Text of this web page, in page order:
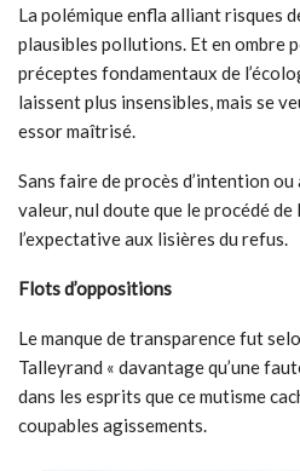
La polémique enfla alliant risques
plausibles pollutions. Et en ombre
préceptes fondamentaux de
laissent plus insensibles, mais se
essor maîtrisé.
Sans faire de procès d’intention
valeur, nul doute que le procédé
l’expectative aux lisières du refus.
Flots d’oppositions
Le manque de transparence fut
Talleyrand « davantage qu’une
dans les esprits que ce mutisme
coupables agissements.